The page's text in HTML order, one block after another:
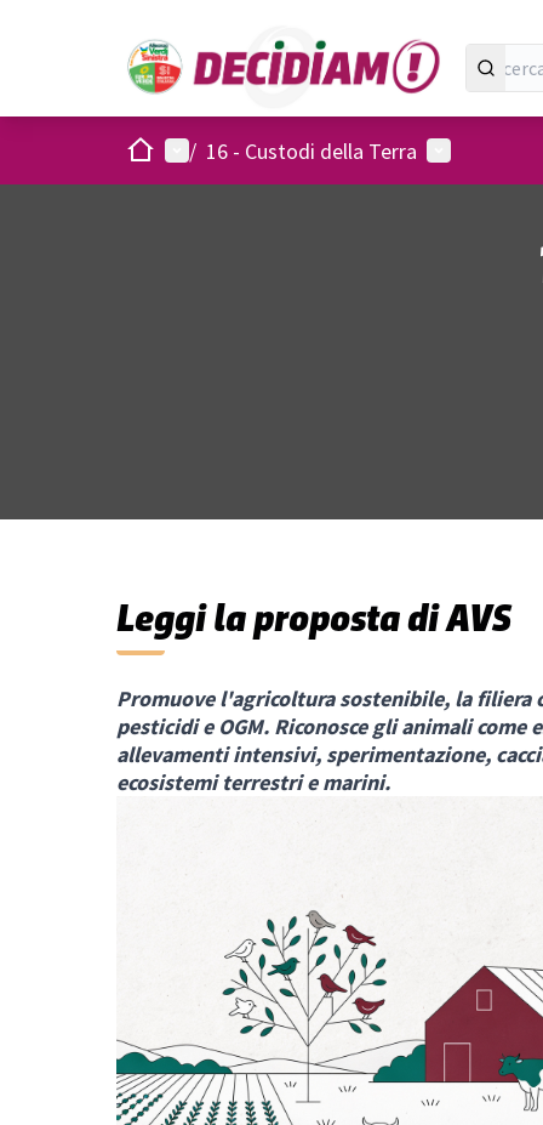
HomeMenù principale
/ 16 - Custodi della Terra Menù utente
Leggi la proposta di AVS
Promuove l'agricoltura sostenibile, la filiera
pesticidi e OGM. Riconosce gli animali
allevamenti intensivi, sperimentazione,
ecosistemi terrestri e marini.